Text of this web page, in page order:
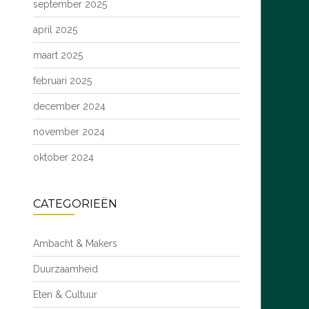
september 2025
april 2025
maart 2025
februari 2025
december 2024
november 2024
oktober 2024
CATEGORIEËN
Ambacht & Makers
Duurzaamheid
Eten & Cultuur